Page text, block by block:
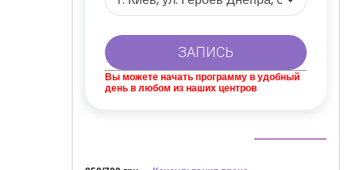
Вы можете начать программу в удобный
день в любом из наших центров